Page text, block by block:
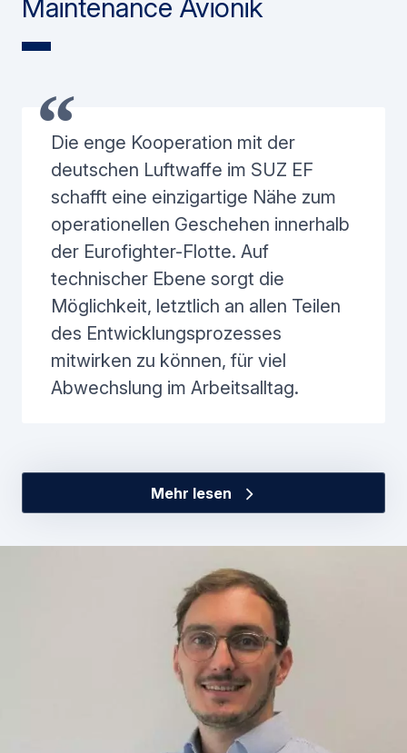
Maintenance Avionik
Die enge Kooperation mit der
deutschen Luftwaffe im SUZ EF
schafft eine einzigartige Nähe zum
operationellen Geschehen innerhalb
der Eurofighter-Flotte. Auf
technischer Ebene sorgt die
Möglichkeit, letztlich an allen Teilen
des Entwicklungsprozesses
mitwirken zu können, für viel
Abwechslung im Arbeitsalltag.
Mehr lesen